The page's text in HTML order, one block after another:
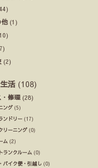
他 (1)
(2)
活 (108)
・修理 (28)
ング(5)
ンドリー (17)
リーニング(0)
ム (2)
ランクルーム (0)
バイク便・引越し (0)